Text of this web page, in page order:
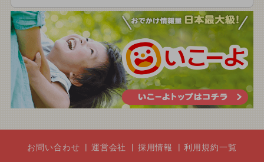
お問い合わせ 運営会社 採用情報 利用規約一覧